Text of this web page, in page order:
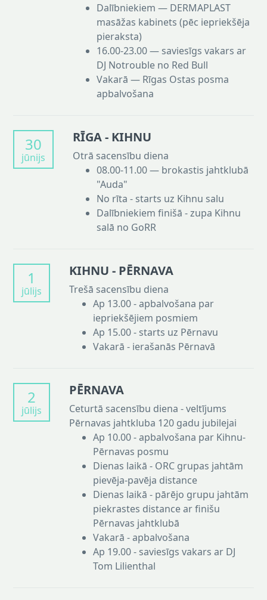
Dalībniekiem — DERMAPLAST
masāžas kabinets (pēc iepriekšēja
pieraksta)
16.00-23.00 — saviesīgs vakars ar
DJ Notrouble no Red Bull
Vakarā — Rīgas Ostas posma
apbalvošana
30
jūnijs
RĪGA - KIHNU
Otrā sacensību diena
08.00-11.00 — brokastis jahtklubā
"Auda"
No rīta - starts uz Kihnu salu
Dalībniekiem finišā - zupa Kihnu
salā no GoRR
1
jūlijs
KIHNU - PĒRNAVA
Trešā sacensību diena
Ap 13.00 - apbalvošana par
iepriekšējiem posmiem
Ap 15.00 - starts uz Pērnavu
Vakarā - ierašanās Pērnavā
2
jūlijs
PĒRNAVA
Ceturtā sacensību diena - veltījums
Pērnavas jahtkluba 120 gadu jubilejai
Ap 10.00 - apbalvošana par Kihnu-
Pērnavas posmu
Dienas laikā - ORC grupas jahtām
pievēja-pavēja distance
Dienas laikā - pārējo grupu jahtām
piekrastes distance ar finišu
Pērnavas jahtklubā
Vakarā - apbalvošana
Ap 19.00 - saviesīgs vakars ar DJ
Tom Lilienthal